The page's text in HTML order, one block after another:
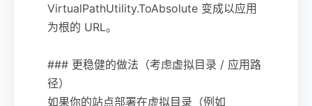
VirtualPathUtility.ToAbsolute 变成以应用
为根的 URL。
### 更稳健的做法（考虑虚拟目录 / 应用路
径）
如果你的站点部署在虚拟目录（例如